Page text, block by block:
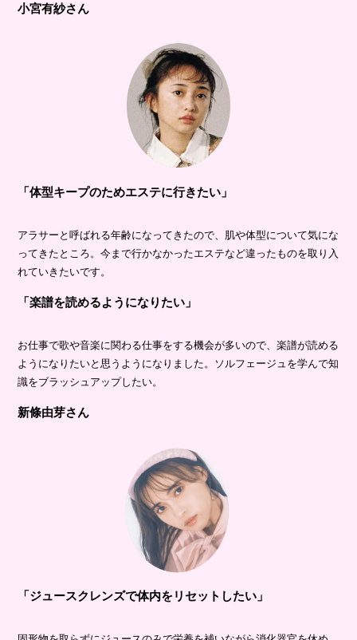
小宮有紗さん
「体型キープのためエステに行きたい」
アラサーと呼ばれる年齢になってきたので、肌や体型について気にな
ってきたところ。今まで行かなかったエステなど違ったものを取り入
れていきたいです。
「楽譜を読めるようになりたい」
お仕事で歌や音楽に関わる仕事をする機会が多いので、楽譜が読める
ようになりたいと思うようになりました。ソルフェージュを学んで知
識をブラッシュアップしたい。
新條由芽さん
「ジュースクレンズで体内をリセットしたい」